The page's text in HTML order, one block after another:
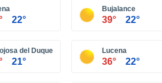
22°
Bujalance
39° 22°
del Duque
21°
Lucena
36° 22°